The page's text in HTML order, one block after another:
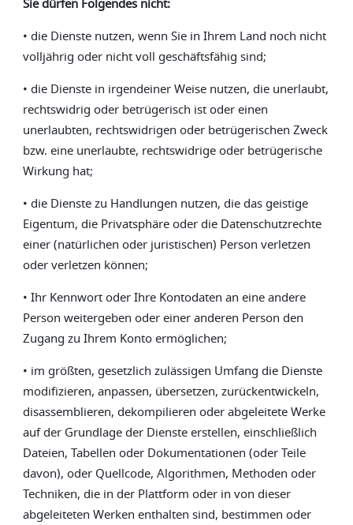
Sie dürfen Folgendes nicht:
• die Dienste nutzen, wenn Sie in Ihrem Land noch nicht
volljährig oder nicht voll geschäftsfähig sind;
• die Dienste in irgendeiner Weise nutzen, die unerlaubt,
rechtswidrig oder betrügerisch ist oder einen
unerlaubten, rechtswidrigen oder betrügerischen Zweck
bzw. eine unerlaubte, rechtswidrige oder betrügerische
Wirkung hat;
• die Dienste zu Handlungen nutzen, die das geistige
Eigentum, die Privatsphäre oder die Datenschutzrechte
einer (natürlichen oder juristischen) Person verletzen
oder verletzen können;
• Ihr Kennwort oder Ihre Kontodaten an eine andere
Person weitergeben oder einer anderen Person den
Zugang zu Ihrem Konto ermöglichen;
• im größten, gesetzlich zulässigen Umfang die Dienste
modifizieren, anpassen, übersetzen, zurückentwickeln,
disassemblieren, dekompilieren oder abgeleitete Werke
auf der Grundlage der Dienste erstellen, einschließlich
Dateien, Tabellen oder Dokumentationen (oder Teile
davon), oder Quellcode, Algorithmen, Methoden oder
Techniken, die in der Plattform oder in von dieser
abgeleiteten Werken enthalten sind, bestimmen oder